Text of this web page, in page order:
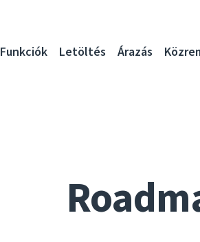
Funkciók Letöltés Árazás